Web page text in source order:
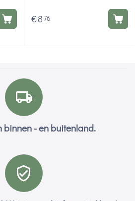
€876
binnen - en buitenland.